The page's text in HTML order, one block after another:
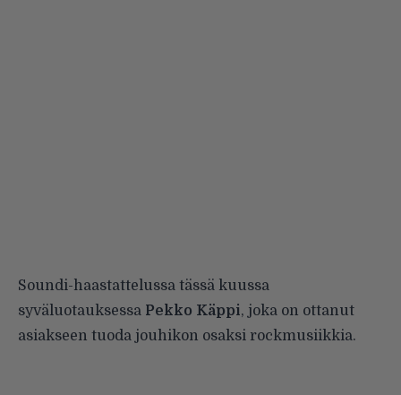
Soundi-haastattelussa tässä kuussa
syväluotauksessa Pekko Käppi, joka on ottanut
asiakseen tuoda jouhikon osaksi rockmusiikkia.